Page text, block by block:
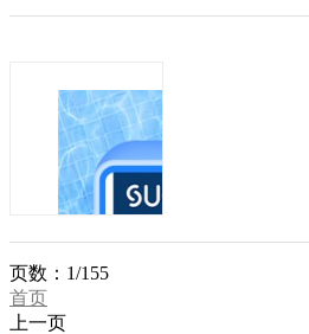
页数：1/155
首页
上一页